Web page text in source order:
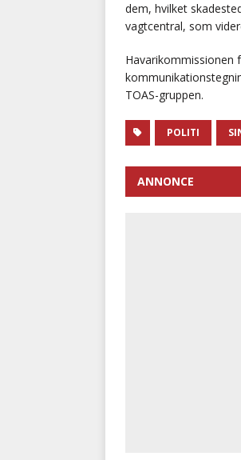
dem, hvilket
vagtcentral, som
Havarikommissionen
TOAS-gruppen.
POLITI
ANNONCE